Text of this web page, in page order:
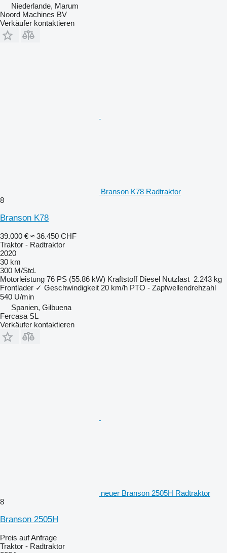
Niederlande, Marum
Noord Machines BV
Verkäufer kontaktieren
Branson K78 Radtraktor
8
Branson K78
39.000 € ≈ 36.450 CHF
Traktor - Radtraktor
2020
30 km
300 M/Std.
Motorleistung 76 PS (55.86 kW) Kraftstoff Diesel Nutzlast 2.243 kg
Frontlader ✓ Geschwindigkeit 20 km/h PTO - Zapfwellendrehzahl
540 U/min
Spanien, Gilbuena
Fercasa SL
Verkäufer kontaktieren
neuer Branson 2505H Radtraktor
8
Branson 2505H
Preis auf Anfrage
Traktor - Radtraktor